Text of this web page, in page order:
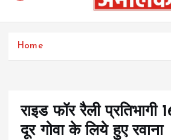
c
Amolak News
Home
राइड फॉर रैली प्रतिभागी
दूर गोवा के लिये हुए रवाना